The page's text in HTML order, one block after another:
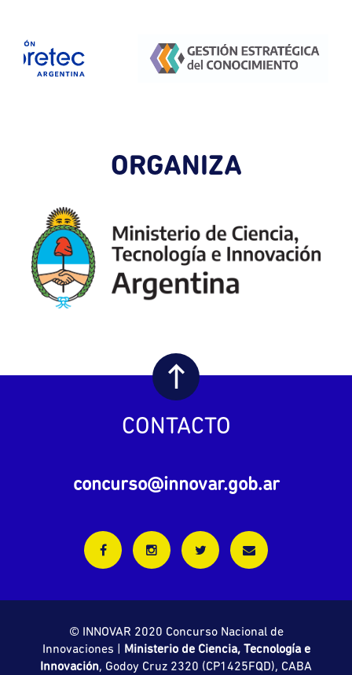
ORGANIZA
CONTACTO
concurso@innovar.gob.ar
© INNOVAR 2020 Concurso Nacional de
Innovaciones | Ministerio de Ciencia, Tecnología e
Innovación, Godoy Cruz 2320 (CP1425FQD), CABA